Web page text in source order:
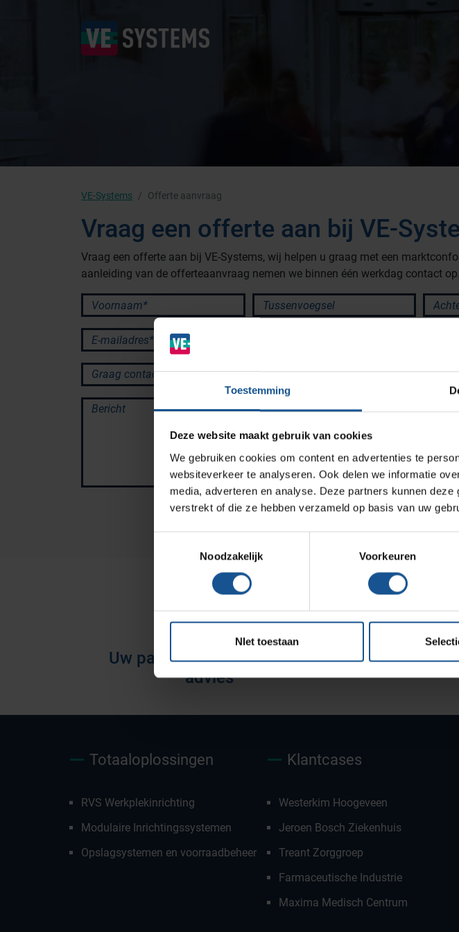
Toestemming
Deze website maakt gebruik van cookies
We gebruiken cookies om content en advertenties te
websiteverkeer te analyseren. Ook delen we informatie
media, adverteren en analyse. Deze partners kunnen
verstrekt of die ze hebben verzameld op basis van uw
Noodzakelijk
Voorkeuren
NIet toestaan
VE-Systems Offerte aanvraag
Vraag een offerte aan bij VE-
Vraag een offerte aan bij VE-Systems, wij helpen u graag met een
aanleiding van de offerteaanvraag nemen we binnen één werkdag contact op.
Voornaam* Tussenvoegsel
E-mailadres*
Graag contact via:
Bericht
Uw partner voor deskundig
advies
Totaaloplossingen
RVS Werkplekinrichting
Modulaire Inrichtingssystemen
Opslagsystemen en voorraadbeheer
Klantcases
Westerkim Hoogeveen
Jeroen Bosch Ziekenhuis
Treant Zorggroep
Farmaceutische Industrie
Maxima Medisch Centrum
Branches
Ziekenhuizen en klinieken
Zorginstellingen
Laboratoria
Cleanrooms
Afvalinzamelaars
Farmaceutische industrie
Solutions
RVS Werkplekinrichting
Modulaire Inrichtingssystemen
Opslagsystemen en
voorraadbeheer
Medische
Medische
Medicijn- en